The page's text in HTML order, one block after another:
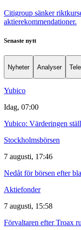
Citigroup sänker
aktierekommendationer.
Senaste nytt
Nyheter Analyser
Yubico
Idag, 07:00
Yubico: Värderingen
Stockholmsbörsen
7 augusti, 17:46
Nedåt för börsen efter
Aktiefonder
7 augusti, 15:58
Förvaltaren efter Troax